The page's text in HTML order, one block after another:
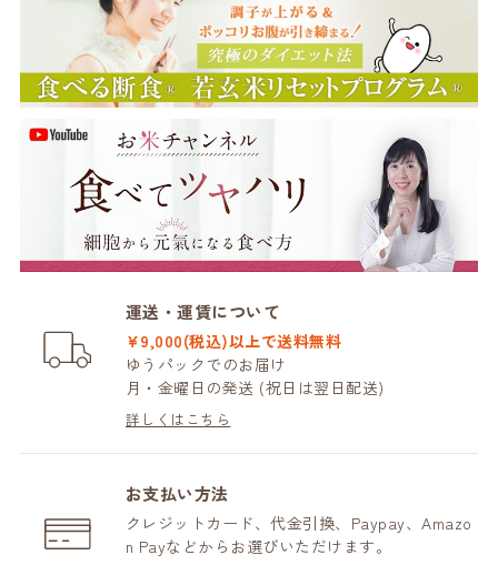
運送・運賃について
¥9,000(税込)以上で送料無料
ゆうパックでのお届け
月・金曜日の発送 (祝日は翌日配送)
詳しくはこちら
お支払い方法
クレジットカード、代金引換、Paypay、Amazo
n Payなどからお選びいただけます。